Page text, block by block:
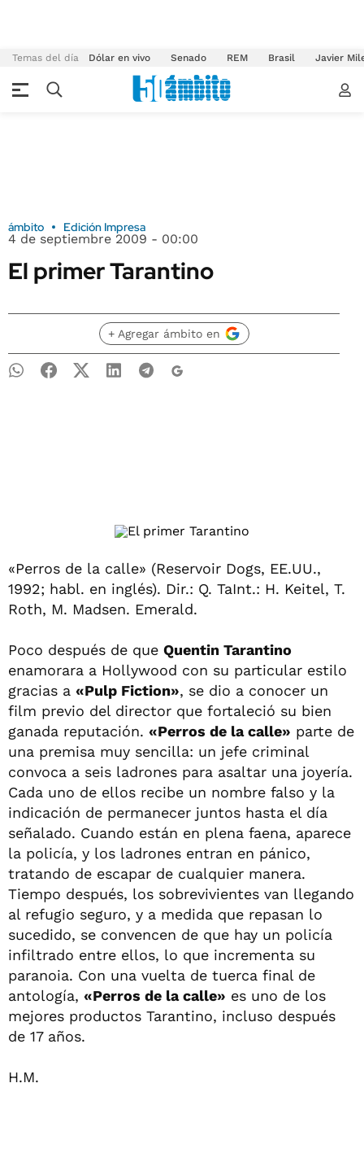
Temas del día Dólar en vivo Senado REM Brasil Javier
ámbito Edición Impresa
4 de septiembre 2009 - 00:00
El primer Tarantino
+ Agregar ámbito en
«Perros de la calle» (Reservoir Dogs, EE.UU.,
1992; habl. en inglés). Dir.: Q. TaInt.: H. Keitel, T.
Roth, M. Madsen. Emerald.
Poco después de que Quentin Tarantino
enamorara a Hollywood con su particular estilo
gracias a «Pulp Fiction», se dio a conocer un
film previo del director que fortaleció su bien
ganada reputación. «Perros de la calle» parte de
una premisa muy sencilla: un jefe criminal
convoca a seis ladrones para asaltar una joyería.
Cada uno de ellos recibe un nombre falso y la
indicación de permanecer juntos hasta el día
señalado. Cuando están en plena faena, aparece
la policía, y los ladrones entran en pánico,
tratando de escapar de cualquier manera.
Tiempo después, los sobrevivientes van llegando
al refugio seguro, y a medida que repasan lo
sucedido, se convencen de que hay un policía
infiltrado entre ellos, lo que incrementa su
paranoia. Con una vuelta de tuerca final de
antología, «Perros de la calle» es uno de los
mejores productos Tarantino, incluso después
de 17 años.
H.M.